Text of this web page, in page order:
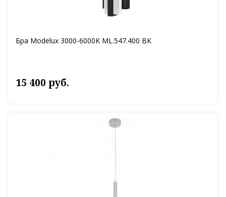
Бра Modelux 3000-6000K ML.547.400 BK
15 400 руб.